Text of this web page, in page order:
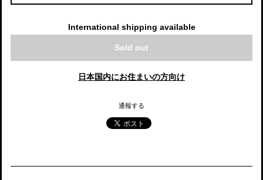
International shipping available
Sold out
日本国内にお住まいの方向け
通報する